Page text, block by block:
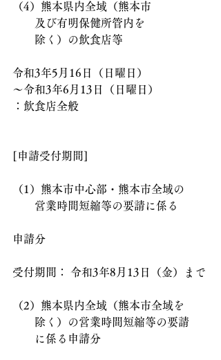
（4）熊本県内全域（熊本市
及び有明保健所管内を
除く）の飲食店等
令和3年5月16日（日曜日）
～令和3年6月13日（日曜日）
：飲食店全般
[申請受付期間]
（1）熊本市中心部・熊本市全域の
営業時間短縮等の要請に係る
申請分
受付期間： 令和3年8月13日（金）まで
（2）熊本県内全域（熊本市全域を
除く）の営業時間短縮等の要請
に係る申請分